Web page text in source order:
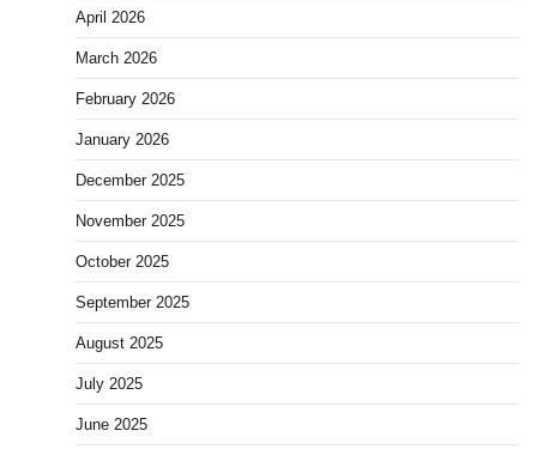
April 2026
March 2026
February 2026
January 2026
December 2025
November 2025
October 2025
September 2025
August 2025
July 2025
June 2025